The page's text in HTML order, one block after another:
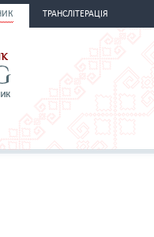
ТРАНСЛІТЕРАЦІЯ